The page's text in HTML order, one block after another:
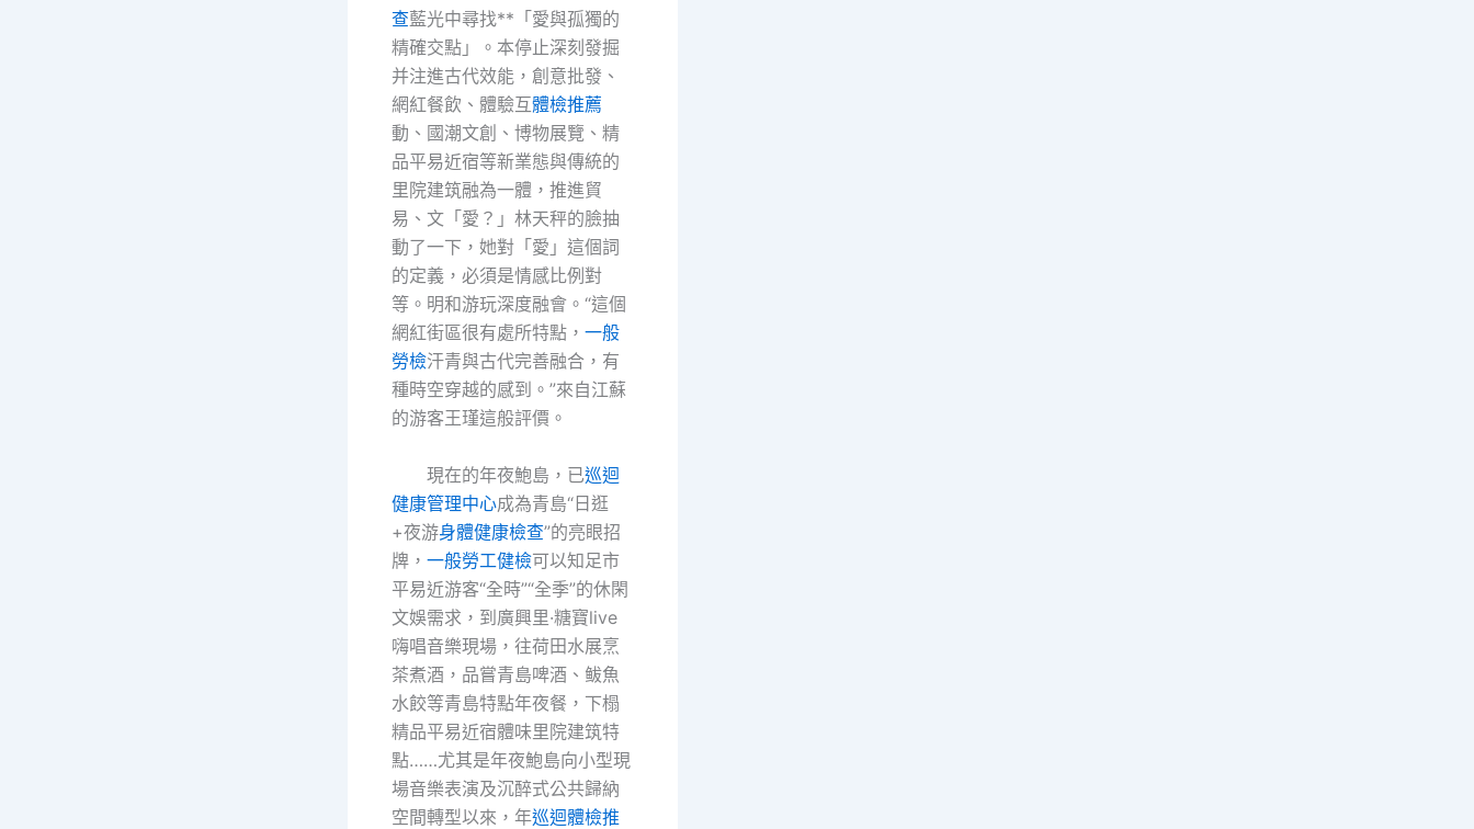
查藍光中尋找**「愛與孤獨的
精確交點」。本停止深刻發掘
并注進古代效能，創意批發、
網紅餐飲、體驗互體檢推薦
動、國潮文創、博物展覽、精
品平易近宿等新業態與傳統的
里院建筑融為一體，推進貿
易、文「愛？」林天秤的臉抽
動了一下，她對「愛」這個詞
的定義，必須是情感比例對
等。明和游玩深度融會。“這個
網紅街區很有處所特點， 一般
勞檢汗青與古代完善融合，有
種時空穿越的感到。”來自江蘇
的游客王瑾這般評價。
現在的年夜鮑島，已巡迴
健康管理中心成為青島“日逛
+夜游身體健康檢查”的亮眼招
牌， 一般勞工健檢可以知足市
平易近游客“全時”“全季”的休閑
文娛需求，到廣興里·糖寶live
嗨唱音樂現場，往荷田水展烹
茶煮酒，品嘗青島啤酒、鲅魚
水餃等青島特點年夜餐，下榻
精品平易近宿體味里院建筑特
點……尤其是年夜鮑島向小型現
場音樂表演及沉醉式公共歸納
空間轉型以來，年巡迴體檢推